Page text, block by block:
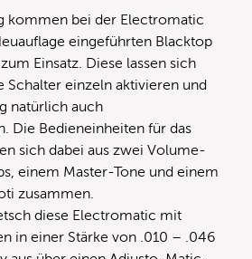
kommen bei der Electromatic
eingeführten Blacktop
Einsatz. Diese lassen sich
Schalter einzeln aktivieren und
natürlich auch
Die Bedieneinheiten für das
sich dabei aus zwei Volume-
einem Master-Tone und einem
zusammen.
diese Electromatic mit
in einer Stärke von .010 – .046